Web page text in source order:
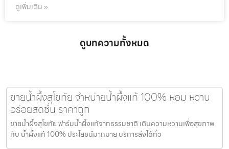
ดูเพิ่มเติม »
ดูบทความทั้งหมด
ขายน้ำผึ้งสุโขทัย จำหน่ายน้ำผึ้งแท้ 100% หอม หวาน
อร่อยสดชื่น ราคาถูก
ขายน้ำผึ้งสุโขทัย ฟาร์มน้ำผึ้งแท้จากธรรมชาติ เติมความหวานเพื่อสุขภาพ
กับ น้ำผึ้งแท้ 100% ประโยชน์มากมาย บริการส่งได้ทั่ว